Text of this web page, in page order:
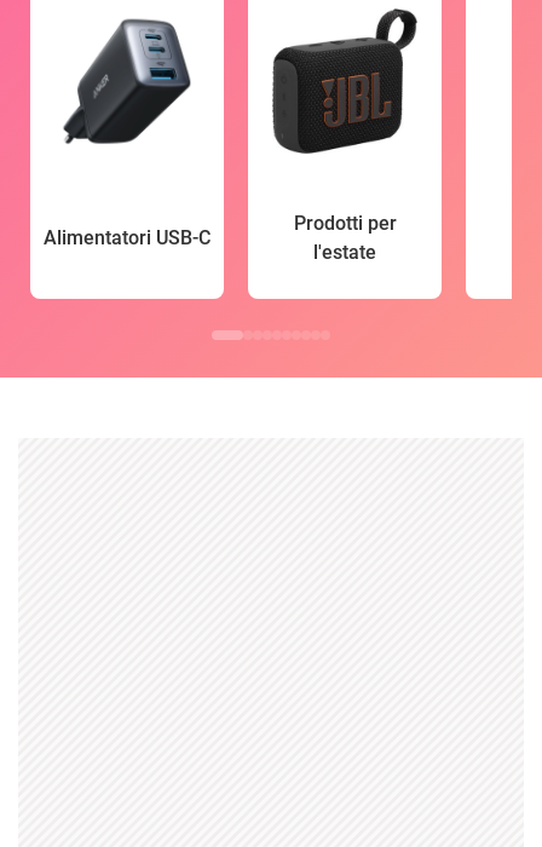
Alimentatori USB-C
Prodotti per
l'estate